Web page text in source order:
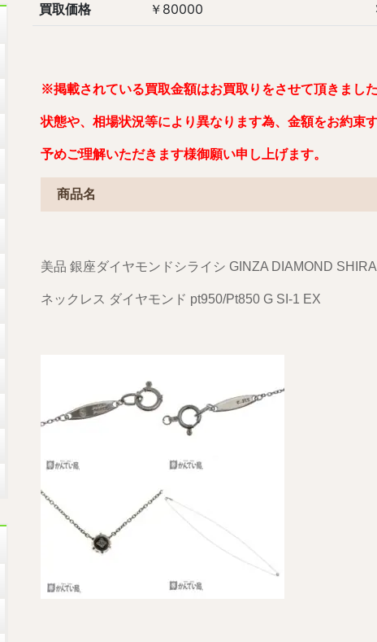
買取価格 ￥80000 状態・時期
※掲載されている買取金額はお買取りをさせて頂きまし
状態や、相場状況等により異なります為、金額をお約束
予めご理解いただきます様御願い申し上げます。
商品名
美品 銀座ダイヤモンドシライシ GINZA DIAMOND
ネックレス ダイヤモンド pt950/Pt850 G SI-1 EX